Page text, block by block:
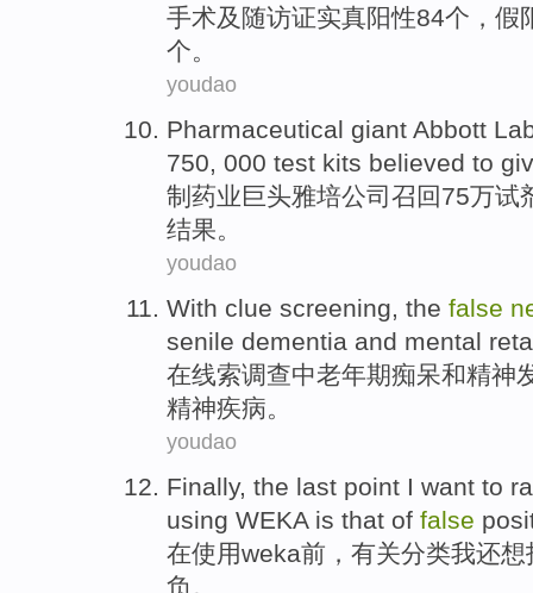
手术及 随访证实真阳性84个， 假
个。
youdao
Pharmaceutical giant Abbott
750, 000 test kits believed to
制药业巨头雅培公司 召回 75万试
结果。
youdao
With clue screening, the false
senile dementia and mental
在线索调查中老年期痴呆和精神
精神疾病。
youdao
Finally, the last point I want to
using WEKA is that of false
在使用weka前 ， 有关分类我还想
负 。